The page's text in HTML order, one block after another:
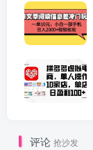
评论 抢沙发